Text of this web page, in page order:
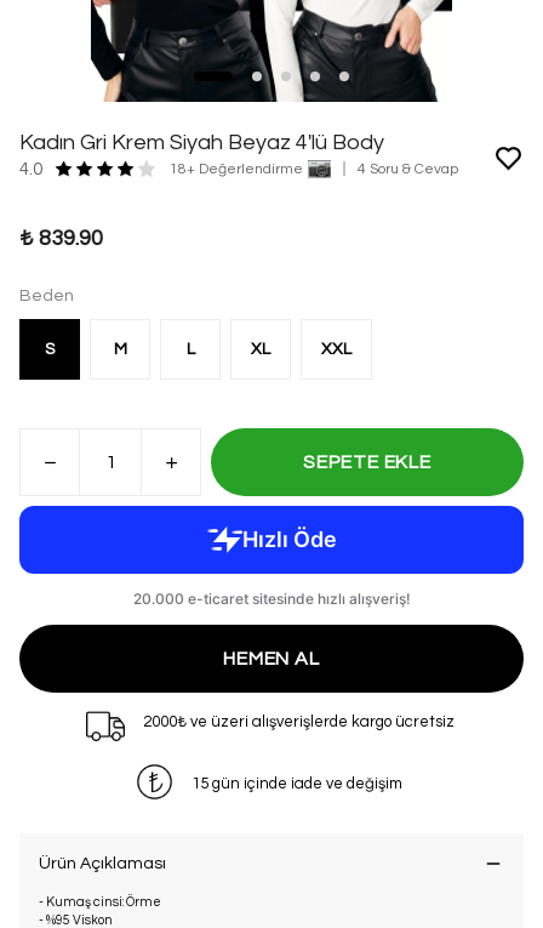
Kadın Gri Krem Siyah Beyaz 4'lü Body
4.0 18+ Değerlendirme 4 Soru & Cevap
₺ 839.90
Beden
S M L XL XXL
SEPETE EKLE
HEMEN AL
2000₺ ve üzeri alışverişlerde kargo ücretsiz
15 gün içinde iade ve değişim
Ürün Açıklaması
- Kumaş cinsi: Örme
- %95 Viskon